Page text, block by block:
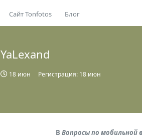
Сайт Tonfotos Блог
YaLexand
18 июн Регистрация: 18 июн
В Вопросы по мобильной